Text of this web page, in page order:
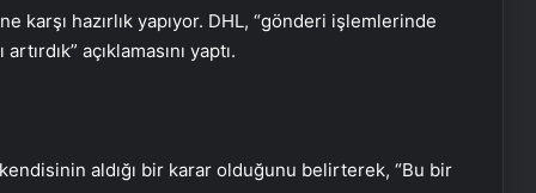
hazırlık yapıyor. DHL, “gönderi işlemlerinde
açıklamasını yaptı.
aldığı bir karar olduğunu belirterek, “Bu bir